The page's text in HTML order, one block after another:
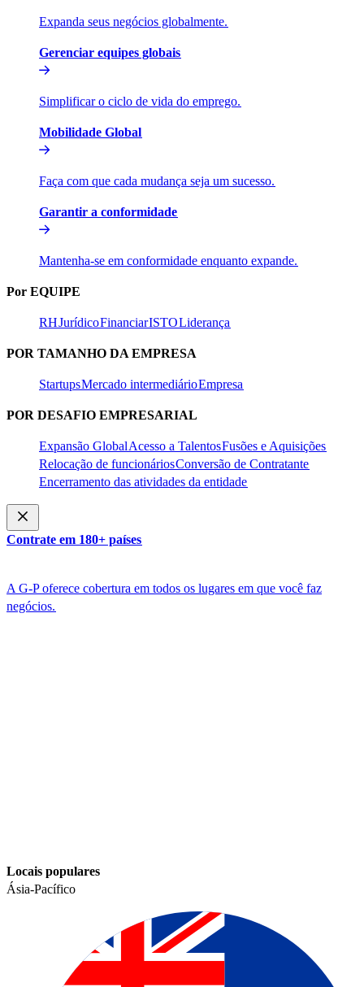
Expanda seus negócios globalmente.​​
Gerenciar equipes globais​​
Simplificar o ciclo de vida do emprego.​​
Mobilidade Global​​
Faça com que cada mudança seja um sucesso.​​
Garantir a conformidade​​
Mantenha-se em conformidade enquanto expande.​​
Por EQUIPE​​
RH​​Jurídico​​Financiar​​ISTO​​Liderança​​
POR TAMANHO DA EMPRESA​​
Startups​​Mercado intermediário​​Empresa​​
POR DESAFIO EMPRESARIAL​​
Expansão Global​​Acesso a Talentos​​Fusões e Aquisições​​
Relocação de funcionários​​Conversão de Contratante​​
Encerramento das atividades da entidade​​
Contrate em 180+ países​​
A G-P oferece cobertura em todos os lugares em que você faz
negócios.​​
Locais populares​​
Ásia-Pacífico​​